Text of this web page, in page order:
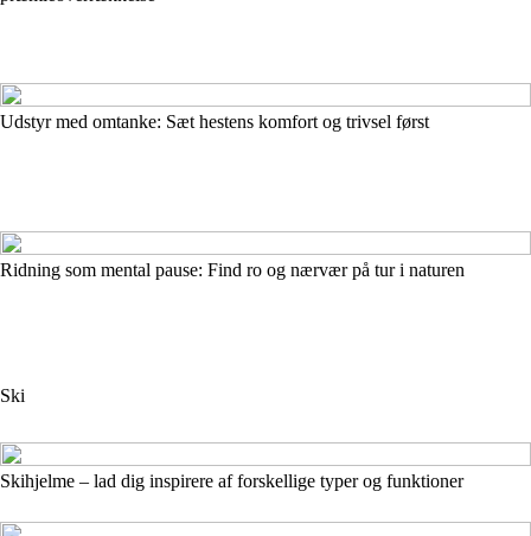
Udstyr med omtanke: Sæt hestens komfort og trivsel først
Ridning som mental pause: Find ro og nærvær på tur i naturen
Ski
Skihjelme – lad dig inspirere af forskellige typer og funktioner